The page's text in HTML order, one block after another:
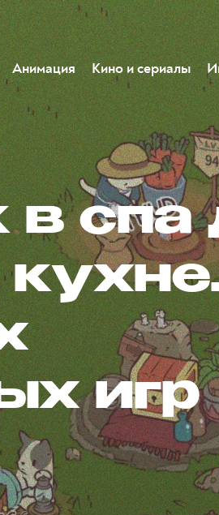
Анимация Кино и сериалы
в спа
игр